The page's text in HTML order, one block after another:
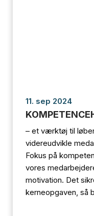
11. sep 2024
– et værktøj til
videreudvikle
Fokus på
vores
motivation. Det
kerneopgaven, så